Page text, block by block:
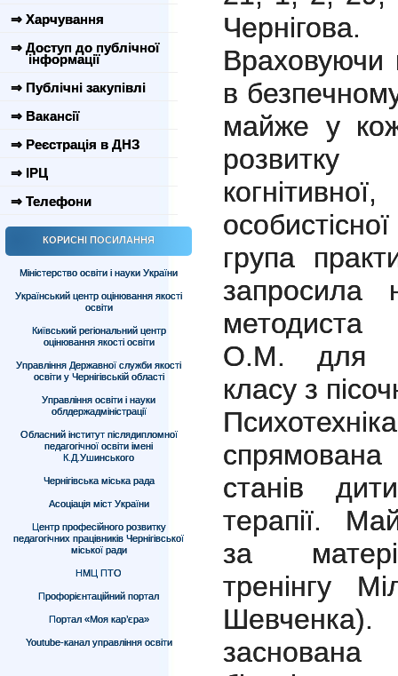
⇒ Харчування
⇒ Доступ до публічної
інформації
⇒ Публічні закупівлі
⇒ Вакансії
⇒ Реєстрація в ДНЗ
⇒ ІРЦ
⇒ Телефони
КОРИСНІ ПОСИЛАННЯ
Міністерство освіти і науки України
Український центр оцінювання якості
освіти
Київський регіональний центр
оцінювання якості освіти
Управління Державної служби якості
освіти у Чернігівській області
Управління освіти і науки
облдержадміністрації
Обласний інститут післядипломної
педагогічної освіти імені
К.Д.Ушинського
Чернігівська міська рада
Асоціація міст України
Центр професійного розвитку
педагогічних працівників Чернігівської
міської ради
НМЦ ПТО
Профорієнтаційний портал
Портал «Моя кар’єра»
Youtube-канал управління освіти
Чернігова.
Враховуючи
в
майже у
розвитку
група
запросила
О.М. для
класу з
спрямована
станів
терапії.
за
тренінгу